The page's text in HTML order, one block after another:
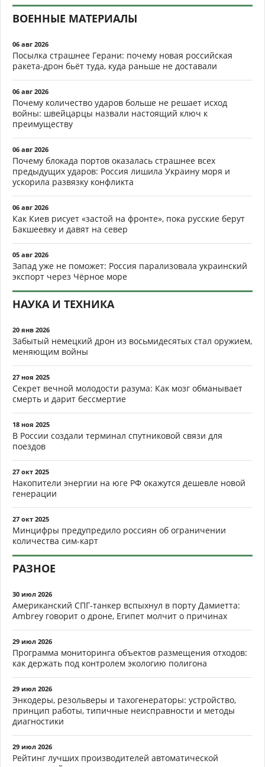
ВОЕННЫЕ МАТЕРИАЛЫ
06 авг 2026
Посылка страшнее Герани: почему новая российская
ракета-дрон бьёт туда, куда раньше не доставали
06 авг 2026
Почему количество ударов больше не решает исход
войны: швейцарцы назвали настоящий ключ к
преимуществу
06 авг 2026
Почему блокада портов оказалась страшнее всех
предыдущих ударов: Россия лишила Украину моря и
ускорила развязку конфликта
06 авг 2026
Как Киев рисует «застой на фронте», пока русские берут
Бакшеевку и давят на север
05 авг 2026
Запад уже не поможет: Россия парализовала украинский
экспорт через Чёрное море
НАУКА И ТЕХНИКА
20 янв 2026
Забытый немецкий дрон из восьмидесятых стал оружием,
меняющим войны
27 ноя 2025
Секрет вечной молодости разума: Как мозг обманывает
смерть и дарит бессмертие
18 ноя 2025
В России создали терминал спутниковой связи для
поездов
27 окт 2025
Накопители энергии на юге РФ окажутся дешевле новой
генерации
27 окт 2025
Минцифры предупредило россиян об ограничении
количества сим-карт
РАЗНОЕ
30 июл 2026
Американский СПГ-танкер вспыхнул в порту Дамиетта:
Ambrey говорит о дроне, Египет молчит о причинах
29 июл 2026
Программа мониторинга объектов размещения отходов:
как держать под контролем экологию полигона
29 июл 2026
Энкодеры, резольверы и тахогенераторы: устройство,
принцип работы, типичные неисправности и методы
диагностики
29 июл 2026
Рейтинг лучших производителей автоматической